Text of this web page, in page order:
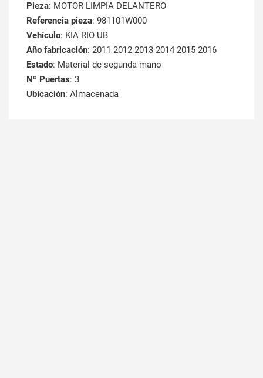
Pieza: MOTOR LIMPIA DELANTERO
Referencia pieza: 981101W000
Vehículo: KIA RIO UB
Año fabricación: 2011 2012 2013 2014 2015 2016
Estado: Material de segunda mano
Nº Puertas: 3
Ubicación: Almacenada